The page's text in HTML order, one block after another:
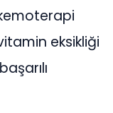
eksikliği